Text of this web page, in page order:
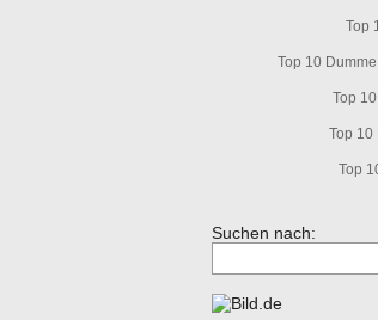
Top
Top 10
Top
Top 10
Top
Suchen nach: